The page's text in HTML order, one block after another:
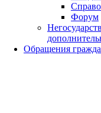
Форум
Обращения